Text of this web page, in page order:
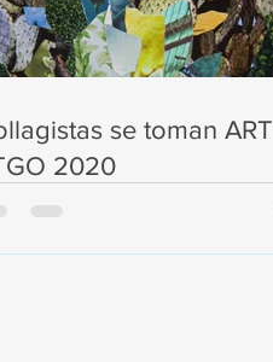
se toman ART
2020